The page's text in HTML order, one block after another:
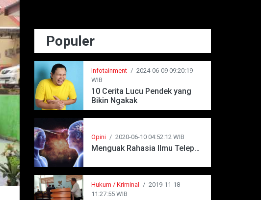
Populer
Infotainment / 2024-06-09 09:20:19
WIB
10 Cerita Lucu Pendek yang
Bikin Ngakak
Opini / 2020-06-10 04:52:12 WIB
Menguak Rahasia Ilmu Telepati
Hukum / Kriminal / 2019-11-18
11:27:55 WIB